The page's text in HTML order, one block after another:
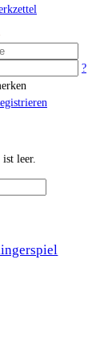
?
leer.